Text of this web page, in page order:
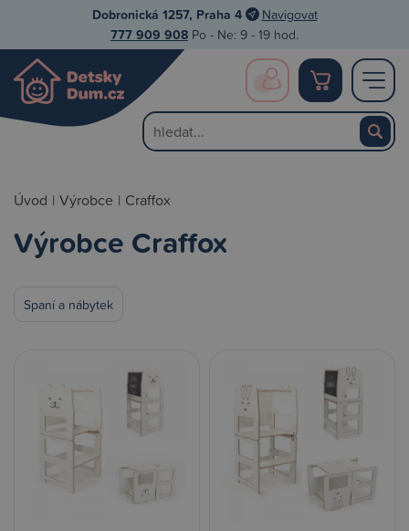
Dobronická 1257, Praha 4 Navigovat
777 909 908 Po - Ne: 9 - 19 hod.
Úvod | Výrobce | Craffox
Výrobce Craffox
Spaní a nábytek